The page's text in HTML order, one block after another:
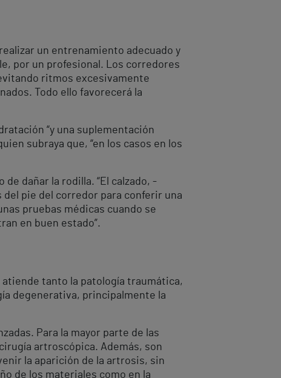
un entrenamiento adecuado y
por un profesional. Los corredores
ritmos excesivamente
Todo ello favorecerá la
“y una suplementación
subraya que, “en los casos en los
dañar la rodilla. “El calzado, -
pie del corredor para conferir una
pruebas médicas cuando se
en buen estado”.
atiende tanto la patología traumática,
degenerativa, principalmente la
Para la mayor parte de las
artroscópica. Además, son
la aparición de la artrosis, sin
de los materiales como en la